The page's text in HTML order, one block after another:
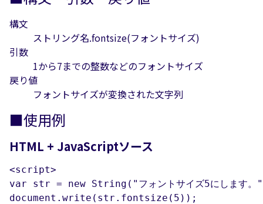
構文
ストリング名.fontsize(フォントサイズ)
引数
1から7までの整数などのフォントサイズ
戻り値
フォントサイズが変換された文字列
■使用例
HTML + JavaScriptソース
<script>
var str = new String("フォントサイズ5にします
document.write(str.fontsize(5));